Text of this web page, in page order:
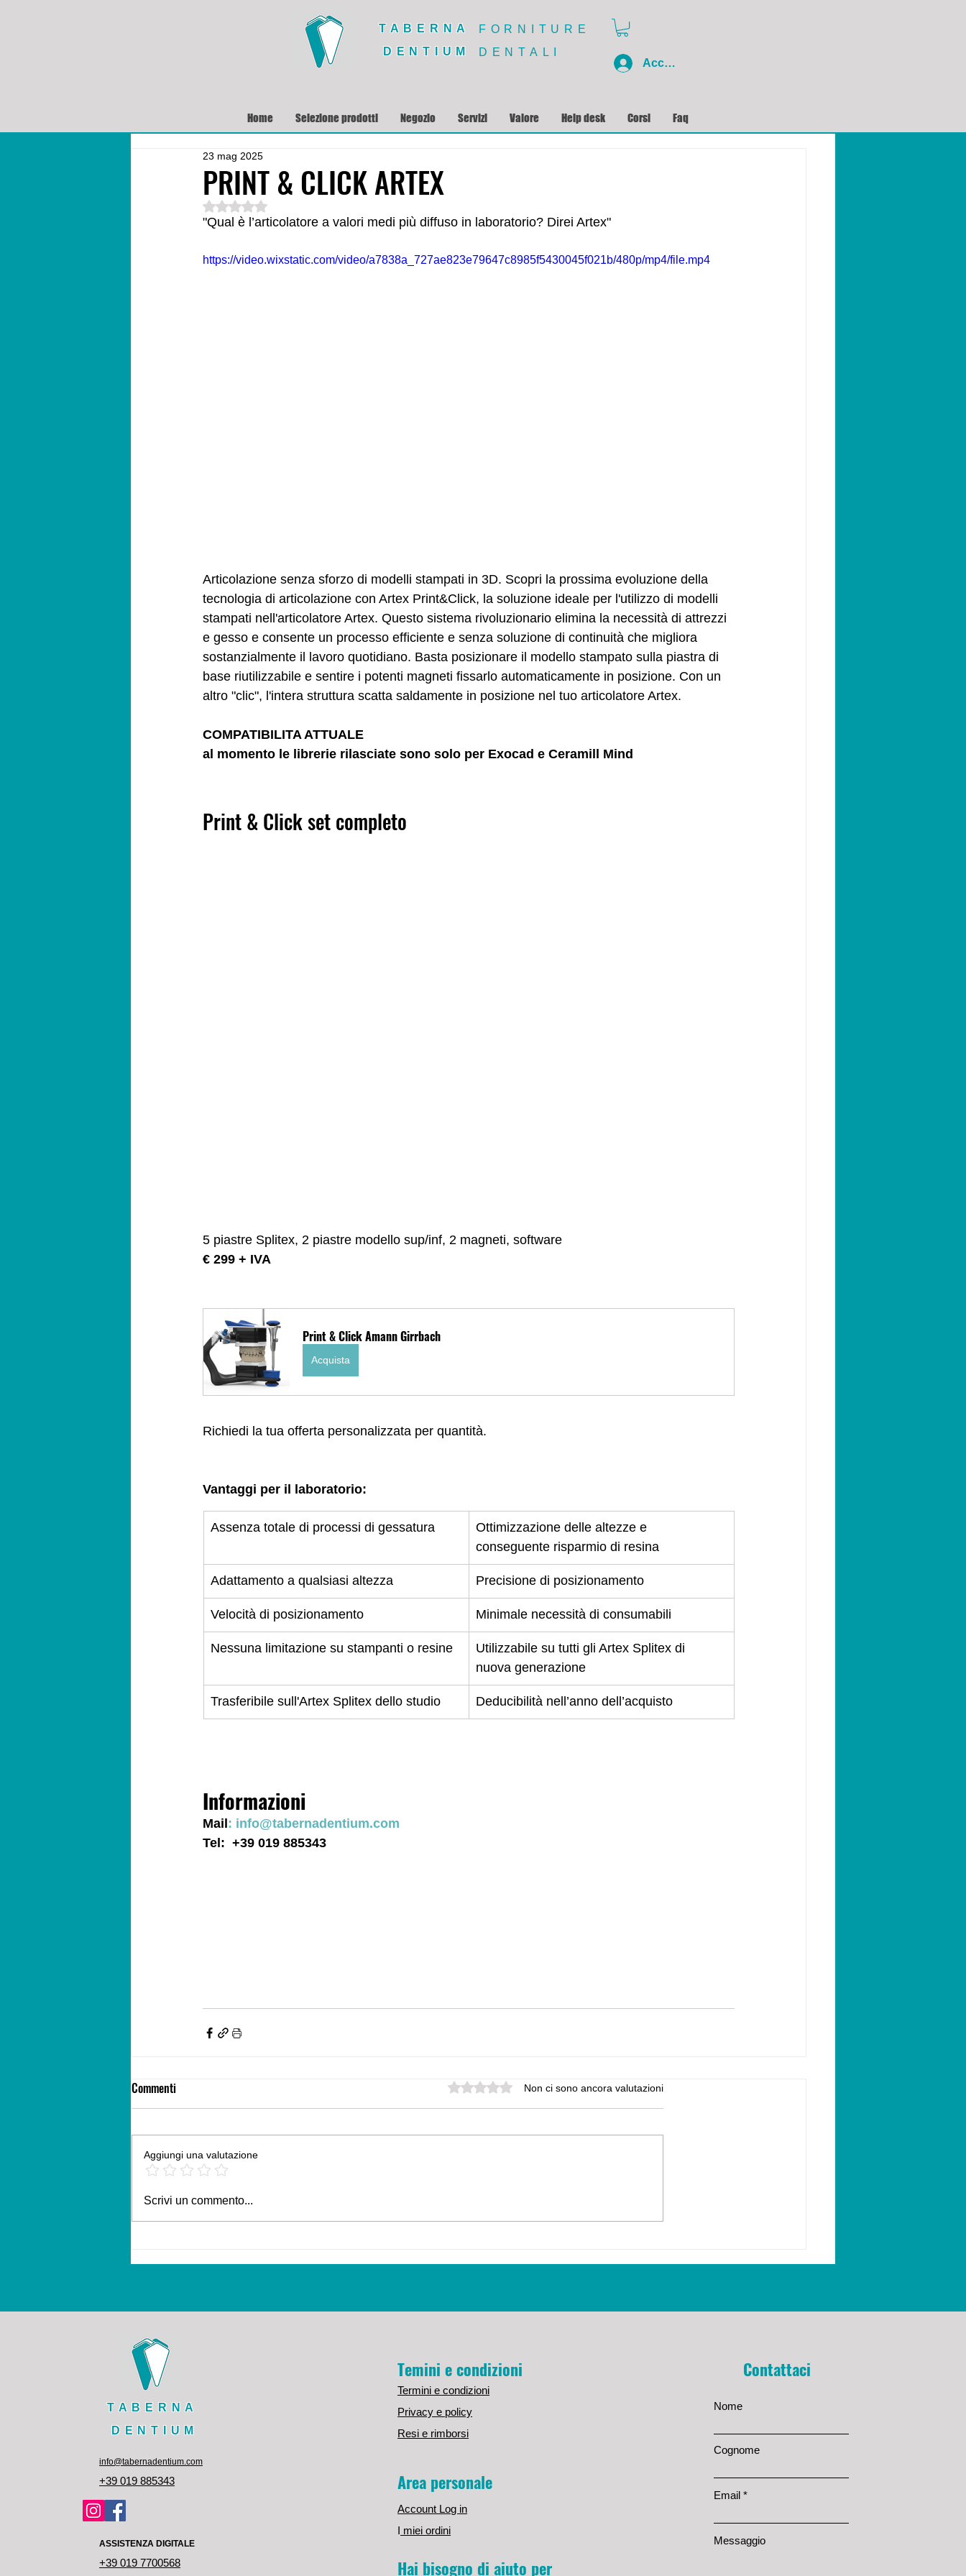
TABERNA
DENTIUM
FORNITURE
DENTALI
Accedi
Home Selezione prodotti Negozio Servizi Valore Help desk Corsi Faq
PRINT & CLICK ARTEX
23 mag 2025
Valutazione NaN stelle su 5.
"Qual è l’articolatore a valori medi più diffuso in laboratorio? Direi Artex"
https://video.wixstatic.com/video/a7838a_727ae823e79647c8985f5430045f021b/480p/mp4/file.mp4
Articolazione senza sforzo di modelli stampati in 3D. Scopri la prossima evoluzione della
tecnologia di articolazione con Artex Print&Click, la soluzione ideale per l'utilizzo di modelli
stampati nell'articolatore Artex. Questo sistema rivoluzionario elimina la necessità di attrezzi
e gesso e consente un processo efficiente e senza soluzione di continuità che migliora
sostanzialmente il lavoro quotidiano. Basta posizionare il modello stampato sulla piastra di
base riutilizzabile e sentire i potenti magneti fissarlo automaticamente in posizione. Con un
altro "clic", l'intera struttura scatta saldamente in posizione nel tuo articolatore Artex.
COMPATIBILITA ATTUALE
al momento le librerie rilasciate sono solo per Exocad e Ceramill Mind
Print & Click set completo
5 piastre Splitex, 2 piastre modello sup/inf, 2 magneti, software
€ 299 + IVA
Print & Click Amann Girrbach
Acquista
Richiedi la tua offerta personalizzata per quantità.
Vantaggi per il laboratorio:
Assenza totale di processi di gessatura
Ottimizzazione delle altezze e
conseguente risparmio di resina
Adattamento a qualsiasi altezza Precisione di posizionamento
Velocità di posizionamento Minimale necessità di consumabili
Nessuna limitazione su stampanti o resine
Utilizzabile su tutti gli Artex Splitex di
nuova generazione
Trasferibile sull'Artex Splitex dello studio Deducibilità nell’anno dell’acquisto
Informazioni
Mail : info@tabernadentium.com
Tel:  +39 019 885343
Commenti Valutazione 0 stelle su 5.Non ci sono ancora valutazioni
Aggiungi una valutazione
Scrivi un commento...
TABERNA
DENTIUM
info@tabernadentium.com
+39 019 885343
ASSISTENZA DIGITALE
+39 019 7700568 Hai bisogno di aiuto per
Temini e condizioni
Termini e condizioni
Privacy e policy
Resi e rimborsi
Area personale
Account Log in
I miei ordini
Contattaci
Nome
Cognome
Email
Messaggio